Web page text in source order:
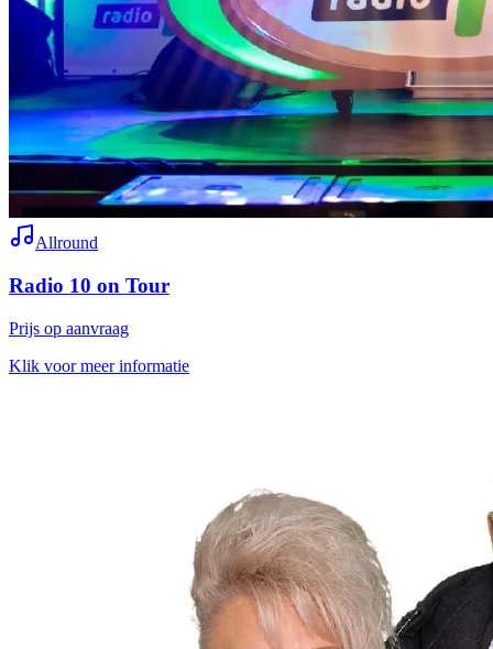
Allround
Radio 10 on Tour
Prijs op aanvraag
Klik voor meer informatie